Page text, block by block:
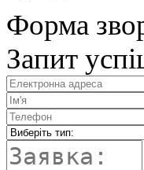
Форма
Запит